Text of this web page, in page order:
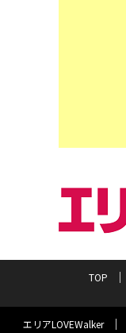
TOP
エリアLOVEWalker